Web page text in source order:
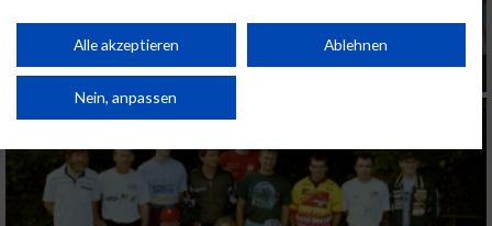
Jauerling Berglauf 1996
Performance von Inhalten. Analyse von Zielgruppen durch Statistiken oder
Kombinationen von Daten aus verschiedenen Quellen. Entwicklung und
von Inhalten.
Daten können außerhalb der Europäischen Union weitergegeben und in die
Website/App.
Partnerliste anzeigen (1 IAB-Anbieter)
Alle akzeptieren Ablehnen
Nein, anpassen